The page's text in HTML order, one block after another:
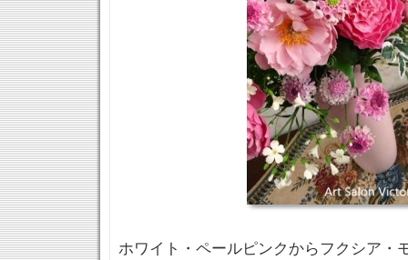
ホワイト・ペールピンクからフクシア・